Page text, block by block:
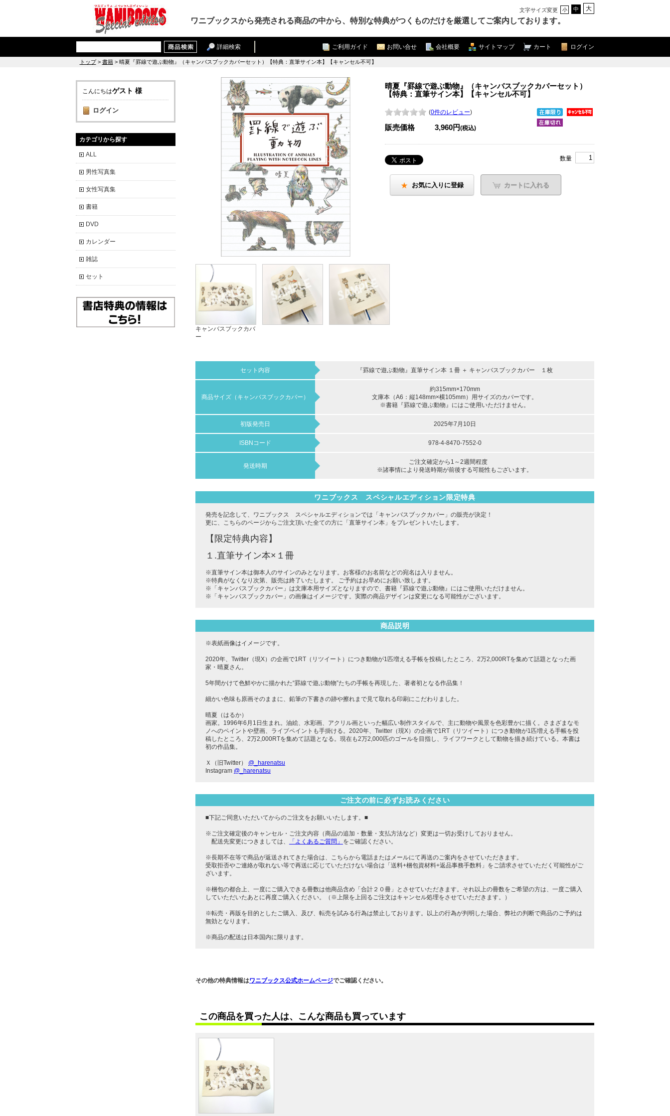
文字サイズ変更 小 中 大
ワニブックスから発売される商品の中から、特別な特典がつくものだけを厳選してご案内しております。
詳細検索 ログイン
カート
サイトマップ
会社概要
お問い合せ
ご利用ガイド
トップ> 書籍> 晴夏『罫線で遊ぶ動物』（キャンバスブックカバーセット）【特典：直筆サイン本】【キャンセル不可】
こんにちはゲスト 様
ログイン
カテゴリから探す
ALL
男性写真集
女性写真集
書籍
DVD
カレンダー
雑誌
セット
晴夏『罫線で遊ぶ動物』（キャンバスブックカバーセット）
【特典：直筆サイン本】【キャンセル不可】
(0件のレビュー)
販売価格 3,960円(税込)
数量
お気に入りに登録 カートに入れる
キャンバスブックカバ
ー
セット内容 『罫線で遊ぶ動物』直筆サイン本 １冊 ＋ キャンバスブックカバー １枚
商品サイズ（キャンバスブックカバー）
約315mm×170mm
文庫本（A6：縦148mm×横105mm）用サイズのカバーです。
※書籍『罫線で遊ぶ動物』にはご使用いただけません。
初版発売日 2025年7月10日
ISBNコード 978-4-8470-7552-0
発送時期
ご注文確定から1～2週間程度
※諸事情により発送時期が前後する可能性もございます。
ワニブックス スペシャルエディション限定特典
発売を記念して、ワニブックス スペシャルエディションでは「キャンバスブックカバー」の販売が決定！
更に、こちらのページからご注文頂いた全ての方に「直筆サイン本」をプレゼントいたします。
【限定特典内容】
１.直筆サイン本×１冊
※直筆サイン本は御本人のサインのみとなります。お客様のお名前などの宛名は入りません。
※特典がなくなり次第、販売は終了いたします。 ご予約はお早めにお願い致します。
※「キャンバスブックカバー」は文庫本用サイズとなりますので、書籍『罫線で遊ぶ動物』にはご使用いただけません。
※「キャンバスブックカバー」の画像はイメージです。実際の商品デザインは変更になる可能性がございます。
商品説明
※表紙画像はイメージです。
2020年、Twitter（現X）の企画で1RT（リツイート）につき動物が1匹増える手帳を投稿したところ、2万2,000RTを集めて話題となった画
家・晴夏さん。
5年間かけて色鮮やかに描かれた“罫線で遊ぶ動物”たちの手帳を再現した、著者初となる作品集！
細かい色味も原画そのままに、鉛筆の下書きの跡や擦れまで見て取れる印刷にこだわりました。
晴夏（はるか）
画家。1996年6月1日生まれ。油絵、水彩画、アクリル画といった幅広い制作スタイルで、主に動物や風景を色彩豊かに描く。さまざまなモ
ノへのペイントや壁画、ライブペイントも手掛ける。2020年、Twitter（現X）の企画で1RT（リツイート）につき動物が1匹増える手帳を投
稿したところ、2万2,000RTを集めて話題となる。現在も2万2,000匹のゴールを目指し、ライフワークとして動物を描き続けている。本書は
初の作品集。
Ｘ（旧Twitter） @_harenatsu
Instagram @_harenatsu
ご注文の前に必ずお読みください
■下記ご同意いただいてからのご注文をお願いいたします。■
※ご注文確定後のキャンセル・ご注文内容（商品の追加・数量・支払方法など）変更は一切お受けしておりません。
配送先変更につきましては、
「よくあるご質問」 をご確認ください。
※長期不在等で商品が返送されてきた場合は、こちらから電話またはメールにて再送のご案内をさせていただきます。
受取拒否やご連絡が取れない等で再送に応じていただけない場合は「送料+梱包資材料+返品事務手数料」をご請求させていただく可能性がご
ざいます。
※梱包の都合上、一度にご購入できる冊数は他商品含め「合計２０冊」とさせていただきます。それ以上の冊数をご希望の方は、一度ご購入
していただいたあとに再度ご購入ください。（※上限を上回るご注文はキャンセル処理をさせていただきます。）
※転売・再販を目的としたご購入、及び、転売を試みる行為は禁止しております。以上の行為が判明した場合、弊社の判断で商品のご予約は
無効となります。
※商品の配送は日本国内に限ります。
その他の特典情報はワニブックス公式ホームページでご確認ください。
この商品を買った人は、こんな商品も買っています